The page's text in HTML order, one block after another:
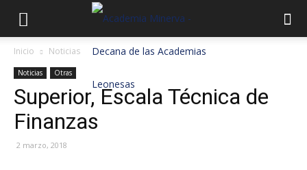
Inicio Noticias
Noticias Otras
Superior, Escala Técnica de
Finanzas
2 marzo, 2018